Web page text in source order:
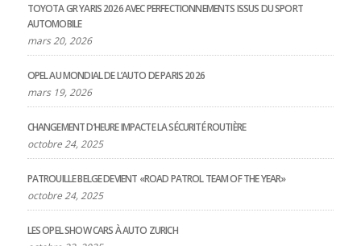
TOYOTA GR YARIS 2026 AVEC PERFECTIONNEMENTS ISSUS DU SPORT
AUTOMOBILE
mars 20, 2026
OPEL AU MONDIAL DE L’AUTO DE PARIS 2026
mars 19, 2026
CHANGEMENT D’HEURE IMPACTE LA SÉCURITÉ ROUTIÈRE
octobre 24, 2025
PATROUILLE BELGE DEVIENT «ROAD PATROL TEAM OF THE YEAR»
octobre 24, 2025
LES OPEL SHOW CARS À AUTO ZURICH